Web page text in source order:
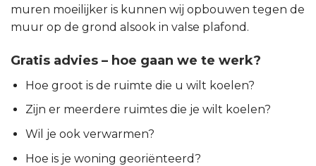
muren moeilijker is kunnen wij opbouwen tegen de
muur op de grond alsook in valse plafond.
Gratis advies – hoe gaan we te werk?
Hoe groot is de ruimte die u wilt koelen?
Zijn er meerdere ruimtes die je wilt koelen?
Wil je ook verwarmen?
Hoe is je woning georiënteerd?